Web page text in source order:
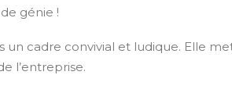
génie !
un cadre convivial et ludique. Elle
l’entreprise.